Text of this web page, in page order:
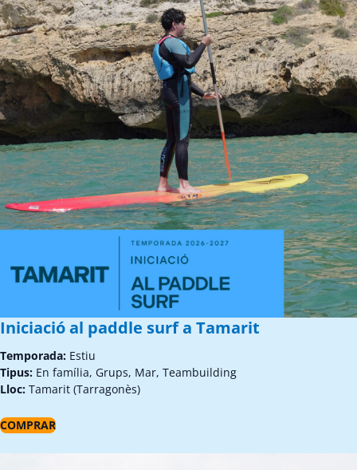
Iniciació al paddle surf a Tamarit
Temporada: Estiu
Tipus: En família, Grups, Mar, Teambuilding
Lloc: Tamarit (Tarragonès)
COMPRAR